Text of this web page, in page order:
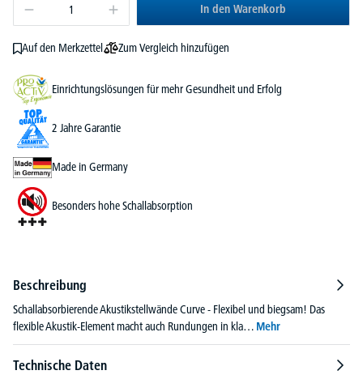
In den Warenkorb
Auf den Merkzettel Zum Vergleich hinzufügen
Einrichtungslösungen für mehr Gesundheit und Erfolg
2 Jahre Garantie
Made in Germany
Besonders hohe Schallabsorption
Beschreibung
Schallabsorbierende Akustikstellwände Curve - Flexibel und biegsam! Das
flexible Akustik-Element macht auch Rundungen in kla… Mehr
Technische Daten